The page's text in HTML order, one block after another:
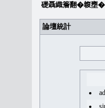
礎聶織簷翻�䪖壅�
論壇統計